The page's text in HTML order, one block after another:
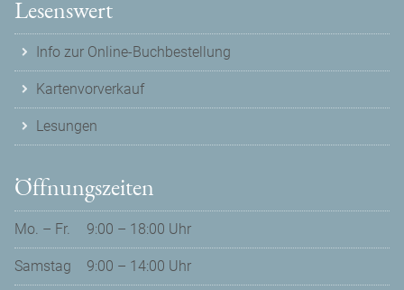
Lesenswert
Info zur Online-Buchbestellung
Kartenvorverkauf
Lesungen
Öffnungszeiten
Mo. – Fr. 9:00 – 18:00 Uhr
Samstag 9:00 – 14:00 Uhr